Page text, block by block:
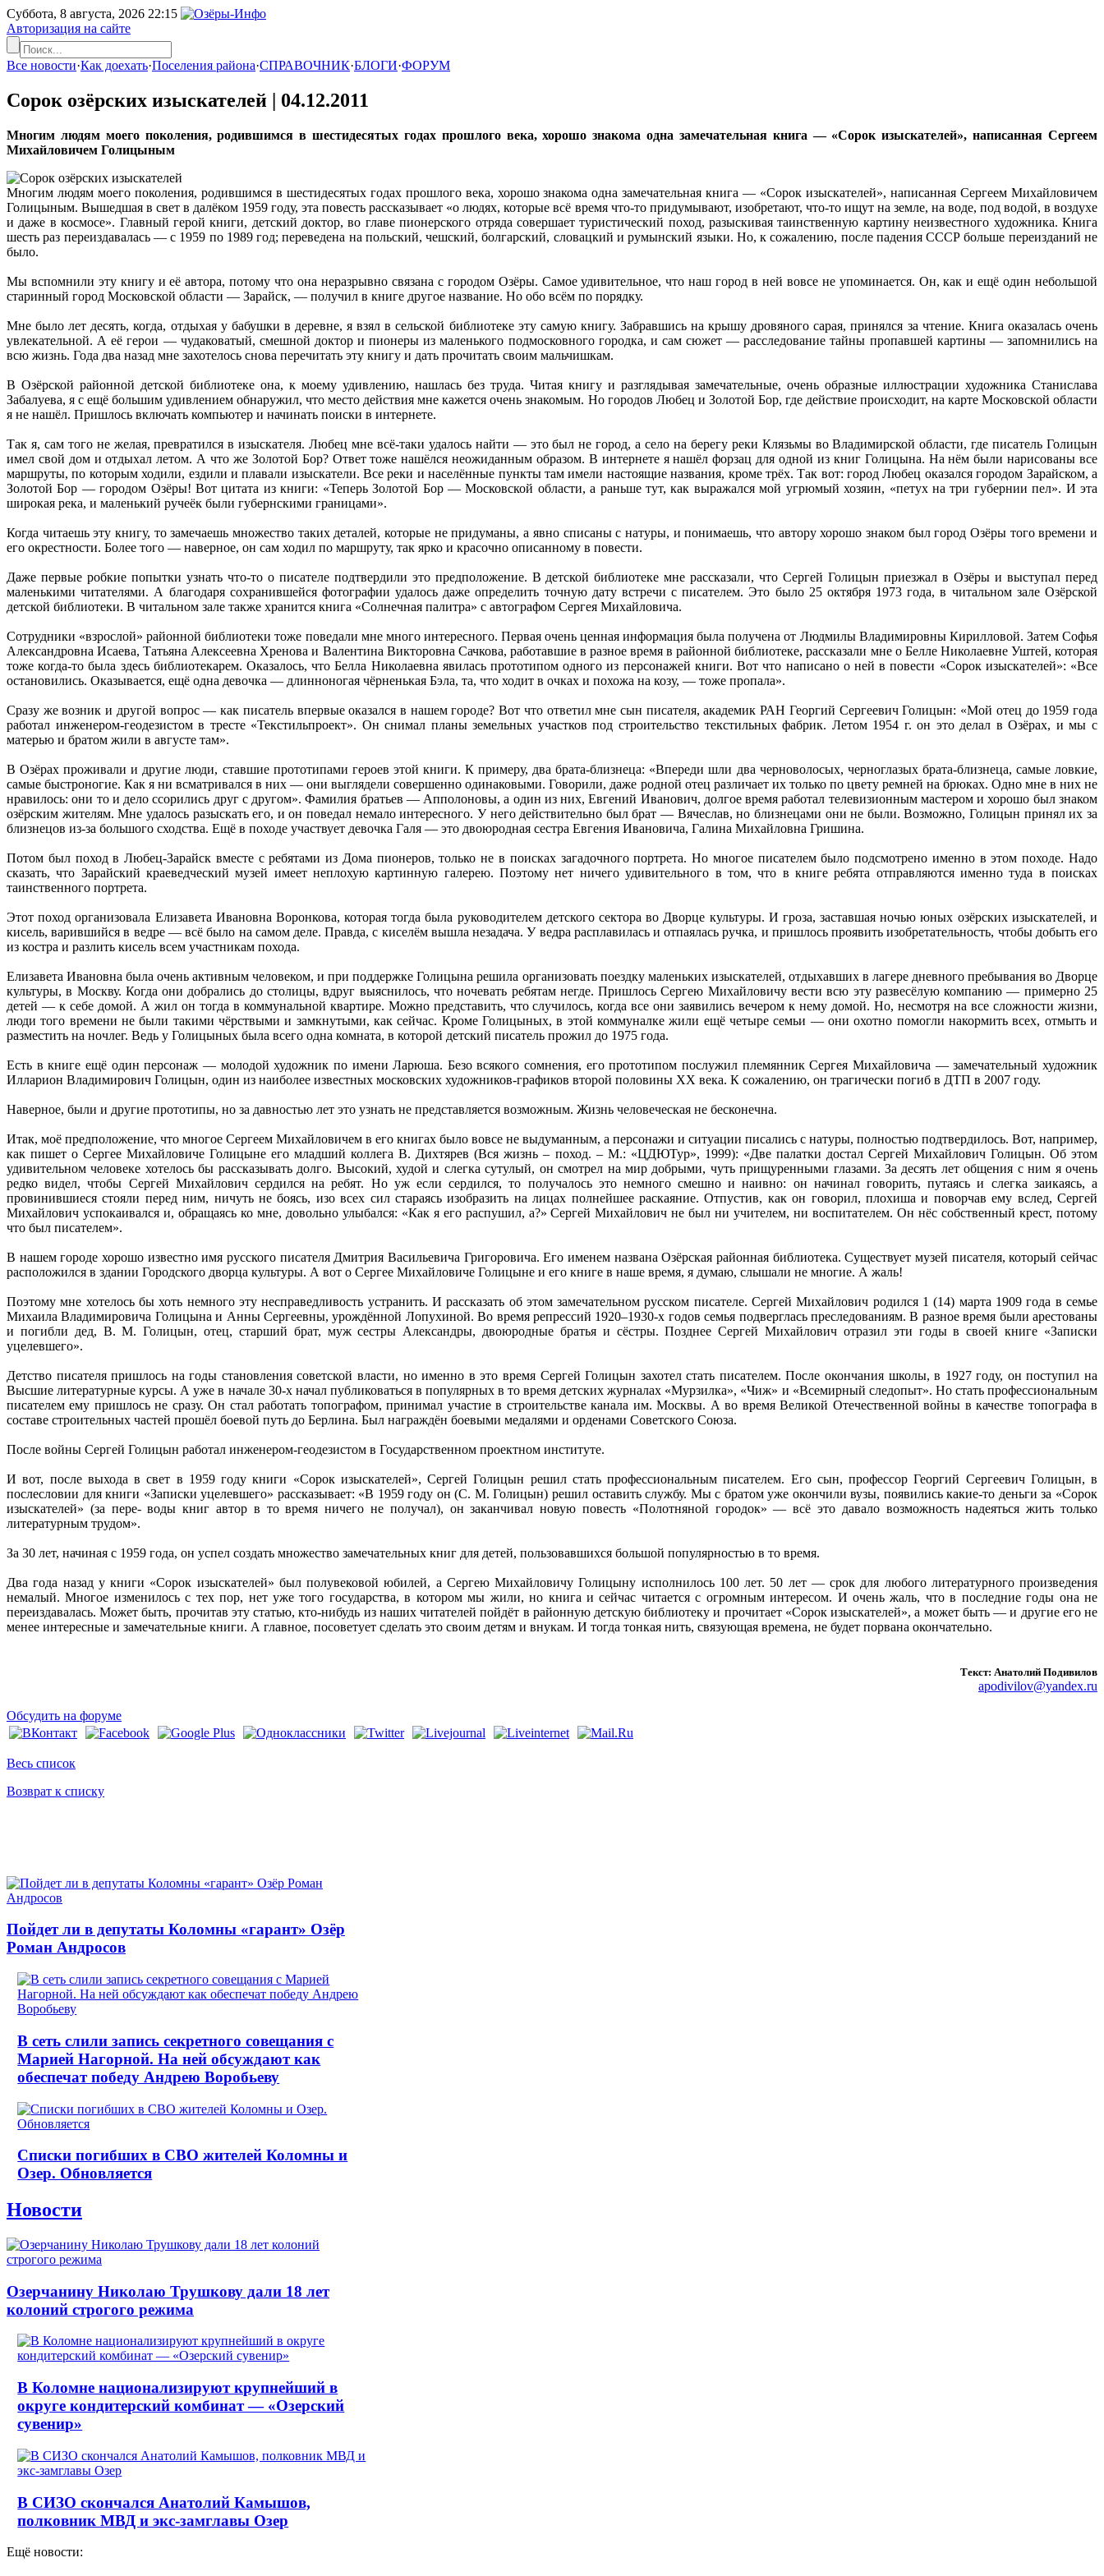
Суббота, 8 августа, 2026 22:15
Авторизация на сайте
Все новости·Как доехать·Поселения района·СПРАВОЧНИК·БЛОГИ·ФОРУМ
Сорок озёрских изыскателей | 04.12.2011
Многим людям моего поколения, родившимся в шестидесятых годах прошлого века, хорошо знакома одна замечательная книга — «Сорок изыскателей», написанная Сергеем
Михайловичем Голицыным
Многим людям моего поколения, родившимся в шестидесятых годах прошлого века, хорошо знакома одна замечательная книга — «Сорок изыскателей», написанная Сергеем Михайловичем
Голицыным. Вышедшая в свет в далёком 1959 году, эта повесть рассказывает «о людях, которые всё время что-то придумывают, изобретают, что-то ищут на земле, на воде, под водой, в воздухе
и даже в космосе». Главный герой книги, детский доктор, во главе пионерского отряда совершает туристический поход, разыскивая таинственную картину неизвестного художника. Книга
шесть раз переиздавалась — с 1959 по 1989 год; переведена на польский, чешский, болгарский, словацкий и румынский языки. Но, к сожалению, после падения СССР больше переизданий не
было.
Мы вспомнили эту книгу и её автора, потому что она неразрывно связана с городом Озёры. Самое удивительное, что наш город в ней вовсе не упоминается. Он, как и ещё один небольшой
старинный город Московской области — Зарайск, — получил в книге другое название. Но обо всём по порядку.
Мне было лет десять, когда, отдыхая у бабушки в деревне, я взял в сельской библиотеке эту самую книгу. Забравшись на крышу дровяного сарая, принялся за чтение. Книга оказалась очень
увлекательной. А её герои — чудаковатый, смешной доктор и пионеры из маленького подмосковного городка, и сам сюжет — расследование тайны пропавшей картины — запомнились на
всю жизнь. Года два назад мне захотелось снова перечитать эту книгу и дать прочитать своим мальчишкам.
В Озёрской районной детской библиотеке она, к моему удивлению, нашлась без труда. Читая книгу и разглядывая замечательные, очень образные иллюстрации художника Станислава
Забалуева, я с ещё большим удивлением обнаружил, что место действия мне кажется очень знакомым. Но городов Любец и Золотой Бор, где действие происходит, на карте Московской области
я не нашёл. Пришлось включать компьютер и начинать поиски в интернете.
Так я, сам того не желая, превратился в изыскателя. Любец мне всё-таки удалось найти — это был не город, а село на берегу реки Клязьмы во Владимирской области, где писатель Голицын
имел свой дом и отдыхал летом. А что же Золотой Бор? Ответ тоже нашёлся неожиданным образом. В интернете я нашёл форзац для одной из книг Голицына. На нём были нарисованы все
маршруты, по которым ходили, ездили и плавали изыскатели. Все реки и населённые пункты там имели настоящие названия, кроме трёх. Так вот: город Любец оказался городом Зарайском, а
Золотой Бор — городом Озёры! Вот цитата из книги: «Теперь Золотой Бор — Московской области, а раньше тут, как выражался мой угрюмый хозяин, «петух на три губернии пел». И эта
широкая река, и маленький ручеёк были губернскими границами».
Когда читаешь эту книгу, то замечаешь множество таких деталей, которые не придуманы, а явно списаны с натуры, и понимаешь, что автору хорошо знаком был город Озёры того времени и
его окрестности. Более того — наверное, он сам ходил по маршруту, так ярко и красочно описанному в повести.
Даже первые робкие попытки узнать что-то о писателе подтвердили это предположение. В детской библиотеке мне рассказали, что Сергей Голицын приезжал в Озёры и выступал перед
маленькими читателями. А благодаря сохранившейся фотографии удалось даже определить точную дату встречи с писателем. Это было 25 октября 1973 года, в читальном зале Озёрской
детской библиотеки. В читальном зале также хранится книга «Солнечная палитра» с автографом Сергея Михайловича.
Сотрудники «взрослой» районной библиотеки тоже поведали мне много интересного. Первая очень ценная информация была получена от Людмилы Владимировны Кирилловой. Затем Софья
Александровна Исаева, Татьяна Алексеевна Хренова и Валентина Викторовна Сачкова, работавшие в разное время в районной библиотеке, рассказали мне о Белле Николаевне Уштей, которая
тоже когда-то была здесь библиотекарем. Оказалось, что Белла Николаевна явилась прототипом одного из персонажей книги. Вот что написано о ней в повести «Сорок изыскателей»: «Все
остановились. Оказывается, ещё одна девочка — длинноногая чёрненькая Бэла, та, что ходит в очках и похожа на козу, — тоже пропала».
Сразу же возник и другой вопрос — как писатель впервые оказался в нашем городе? Вот что ответил мне сын писателя, академик РАН Георгий Сергеевич Голицын: «Мой отец до 1959 года
работал инженером-геодезистом в тресте «Текстильпроект». Он снимал планы земельных участков под строительство текстильных фабрик. Летом 1954 г. он это делал в Озёрах, и мы с
матерью и братом жили в августе там».
В Озёрах проживали и другие люди, ставшие прототипами героев этой книги. К примеру, два брата-близнеца: «Впереди шли два черноволосых, черноглазых брата-близнеца, самые ловкие,
самые быстроногие. Как я ни всматривался в них — они выглядели совершенно одинаковыми. Говорили, даже родной отец различает их только по цвету ремней на брюках. Одно мне в них не
нравилось: они то и дело ссорились друг с другом». Фамилия братьев — Апполоновы, а один из них, Евгений Иванович, долгое время работал телевизионным мастером и хорошо был знаком
озёрским жителям. Мне удалось разыскать его, и он поведал немало интересного. У него действительно был брат — Вячеслав, но близнецами они не были. Возможно, Голицын принял их за
близнецов из-за большого сходства. Ещё в походе участвует девочка Галя — это двоюродная сестра Евгения Ивановича, Галина Михайловна Гришина.
Потом был поход в Любец-Зарайск вместе с ребятами из Дома пионеров, только не в поисках загадочного портрета. Но многое писателем было подсмотрено именно в этом походе. Надо
сказать, что Зарайский краеведческий музей имеет неплохую картинную галерею. Поэтому нет ничего удивительного в том, что в книге ребята отправляются именно туда в поисках
таинственного портрета.
Этот поход организовала Елизавета Ивановна Воронкова, которая тогда была руководителем детского сектора во Дворце культуры. И гроза, заставшая ночью юных озёрских изыскателей, и
кисель, варившийся в ведре — всё было на самом деле. Правда, с киселём вышла незадача. У ведра расплавилась и отпаялась ручка, и пришлось проявить изобретательность, чтобы добыть его
из костра и разлить кисель всем участникам похода.
Елизавета Ивановна была очень активным человеком, и при поддержке Голицына решила организовать поездку маленьких изыскателей, отдыхавших в лагере дневного пребывания во Дворце
культуры, в Москву. Когда они добрались до столицы, вдруг выяснилось, что ночевать ребятам негде. Пришлось Сергею Михайловичу вести всю эту развесёлую компанию — примерно 25
детей — к себе домой. А жил он тогда в коммунальной квартире. Можно представить, что случилось, когда все они заявились вечером к нему домой. Но, несмотря на все сложности жизни,
люди того времени не были такими чёрствыми и замкнутыми, как сейчас. Кроме Голицыных, в этой коммуналке жили ещё четыре семьи — они охотно помогли накормить всех, отмыть и
разместить на ночлег. Ведь у Голицыных была всего одна комната, в которой детский писатель прожил до 1975 года.
Есть в книге ещё один персонаж — молодой художник по имени Ларюша. Безо всякого сомнения, его прототипом послужил племянник Сергея Михайловича — замечательный художник
Илларион Владимирович Голицын, один из наиболее известных московских художников-графиков второй половины XX века. К сожалению, он трагически погиб в ДТП в 2007 году.
Наверное, были и другие прототипы, но за давностью лет это узнать не представляется возможным. Жизнь человеческая не бесконечна.
Итак, моё предположение, что многое Сергеем Михайловичем в его книгах было вовсе не выдуманным, а персонажи и ситуации писались с натуры, полностью подтвердилось. Вот, например,
как пишет о Сергее Михайловиче Голицыне его младший коллега В. Дихтярев (Вся жизнь – поход. – М.: «ЦДЮТур», 1999): «Две палатки достал Сергей Михайлович Голицын. Об этом
удивительном человеке хотелось бы рассказывать долго. Высокий, худой и слегка сутулый, он смотрел на мир добрыми, чуть прищуренными глазами. За десять лет общения с ним я очень
редко видел, чтобы Сергей Михайлович сердился на ребят. Но уж если сердился, то получалось это немного смешно и наивно: он начинал говорить, путаясь и слегка заикаясь, а
провинившиеся стояли перед ним, ничуть не боясь, изо всех сил стараясь изобразить на лицах полнейшее раскаяние. Отпустив, как он говорил, плохиша и поворчав ему вслед, Сергей
Михайлович успокаивался и, обращаясь ко мне, довольно улыбался: «Как я его распушил, а?» Сергей Михайлович не был ни учителем, ни воспитателем. Он нёс собственный крест, потому
что был писателем».
В нашем городе хорошо известно имя русского писателя Дмитрия Васильевича Григоровича. Его именем названа Озёрская районная библиотека. Существует музей писателя, который сейчас
расположился в здании Городского дворца культуры. А вот о Сергее Михайловиче Голицыне и его книге в наше время, я думаю, слышали не многие. А жаль!
Поэтому мне хотелось бы хоть немного эту несправедливость устранить. И рассказать об этом замечательном русском писателе. Сергей Михайлович родился 1 (14) марта 1909 года в семье
Михаила Владимировича Голицына и Анны Сергеевны, урождённой Лопухиной. Во время репрессий 1920–1930-х годов семья подверглась преследованиям. В разное время были арестованы
и погибли дед, В. М. Голицын, отец, старший брат, муж сестры Александры, двоюродные братья и сёстры. Позднее Сергей Михайлович отразил эти годы в своей книге «Записки
уцелевшего».
Детство писателя пришлось на годы становления советской власти, но именно в это время Сергей Голицын захотел стать писателем. После окончания школы, в 1927 году, он поступил на
Высшие литературные курсы. А уже в начале 30-х начал публиковаться в популярных в то время детских журналах «Мурзилка», «Чиж» и «Всемирный следопыт». Но стать профессиональным
писателем ему пришлось не сразу. Он стал работать топографом, принимал участие в строительстве канала им. Москвы. А во время Великой Отечественной войны в качестве топографа в
составе строительных частей прошёл боевой путь до Берлина. Был награждён боевыми медалями и орденами Советского Союза.
После войны Сергей Голицын работал инженером-геодезистом в Государственном проектном институте.
И вот, после выхода в свет в 1959 году книги «Сорок изыскателей», Сергей Голицын решил стать профессиональным писателем. Его сын, профессор Георгий Сергеевич Голицын, в
послесловии для книги «Записки уцелевшего» рассказывает: «В 1959 году он (С. М. Голицын) решил оставить службу. Мы с братом уже окончили вузы, появились какие-то деньги за «Сорок
изыскателей» (за пере- воды книг автор в то время ничего не получал), он заканчивал новую повесть «Полотняной городок» — всё это давало возможность надеяться жить только
литературным трудом».
За 30 лет, начиная с 1959 года, он успел создать множество замечательных книг для детей, пользовавшихся большой популярностью в то время.
Два года назад у книги «Сорок изыскателей» был полувековой юбилей, а Сергею Михайловичу Голицыну исполнилось 100 лет. 50 лет — срок для любого литературного произведения
немалый. Многое изменилось с тех пор, нет уже того государства, в котором мы жили, но книга и сейчас читается с огромным интересом. И очень жаль, что в последние годы она не
переиздавалась. Может быть, прочитав эту статью, кто-нибудь из наших читателей пойдёт в районную детскую библиотеку и прочитает «Сорок изыскателей», а может быть — и другие его не
менее интересные и замечательные книги. А главное, посоветует сделать это своим детям и внукам. И тогда тонкая нить, связующая времена, не будет порвана окончательно.
Текст: Анатолий Подивилов
apodivilov@yandex.ru
Обсудить на форуме
Весь список
Возврат к списку
Пойдет ли в депутаты Коломны «гарант» Озёр
Роман Андросов
В сеть слили запись секретного совещания с
Марией Нагорной. На ней обсуждают как
обеспечат победу Андрею Воробьеву
Списки погибших в СВО жителей Коломны и
Озер. Обновляется
Новости
Озерчанину Николаю Трушкову дали 18 лет
колоний строгого режима
В Коломне национализируют крупнейший в
округе кондитерский комбинат — «Озерский
сувенир»
В СИЗО скончался Анатолий Камышов,
полковник МВД и экс-замглавы Озер
Ещё новости: